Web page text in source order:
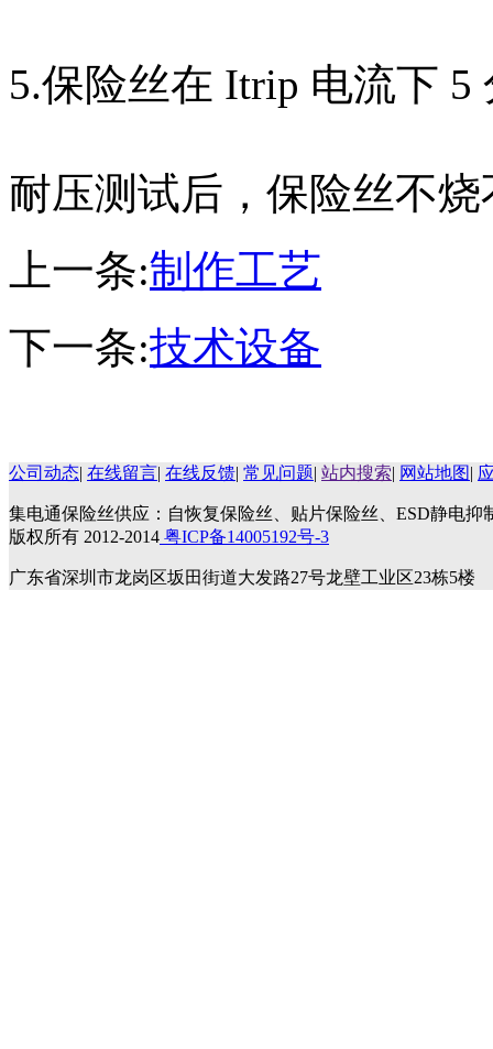
5.保险丝在 Itrip 电流下
耐压测试后，保险丝不
上一条:制作工艺
下一条:技术设备
公司动态| 在线留言| 在线反馈| 常见问题| 站内搜索| 网站地图 |
集电通保险丝供应：自恢复保险丝、贴片保险丝、ESD静电
版权所有 2012-2014 粤ICP备14005192号-3
广东省深圳市龙岗区坂田街道大发路27号龙壁工业区23栋5楼